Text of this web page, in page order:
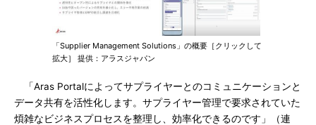
「Supplier Management Solutions」の概要［クリックして
拡大］ 提供：アラスジャパン
「Aras Portalによってサプライヤーとのコミュニケーションと
データ共有を活性化します。サプライヤー管理で要求されていた
煩雑なビジネスプロセスを整理し、効率化できるのです」（連